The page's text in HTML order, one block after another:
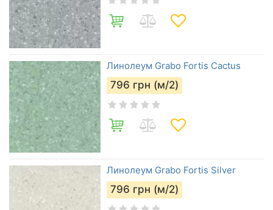
Линолеум Grabo Fortis Cactus
796 грн (м/2)
Линолеум Grabo Fortis Silver
796 грн (м/2)